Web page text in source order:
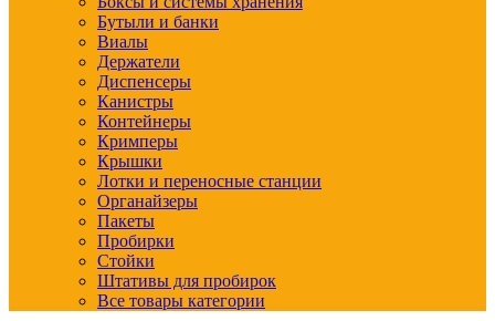
Бутыли и банки
Виалы
Держатели
Диспенсеры
Канистры
Контейнеры
Кримперы
Крышки
Лотки и переносные станции
Органайзеры
Пакеты
Пробирки
Стойки
Штативы для пробирок
Все товары категории